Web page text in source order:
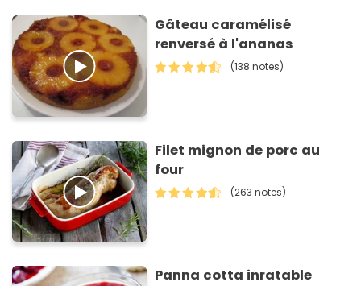
Gâteau caramélisé
renversé à l'ananas
(138 notes)
Filet mignon de porc au
four
(263 notes)
Panna cotta inratable